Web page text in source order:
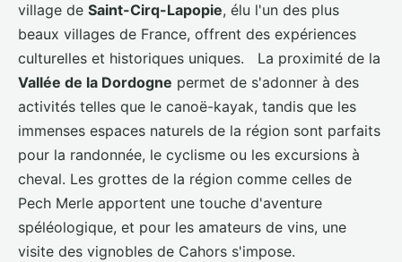
village de Saint-Cirq-Lapopie, élu l'un des plus
beaux villages de France, offrent des expériences
culturelles et historiques uniques. La proximité de la
Vallée de la Dordogne permet de s'adonner à des
activités telles que le canoë-kayak, tandis que les
immenses espaces naturels de la région sont parfaits
pour la randonnée, le cyclisme ou les excursions à
cheval. Les grottes de la région comme celles de
Pech Merle apportent une touche d'aventure
spéléologique, et pour les amateurs de vins, une
visite des vignobles de Cahors s'impose.